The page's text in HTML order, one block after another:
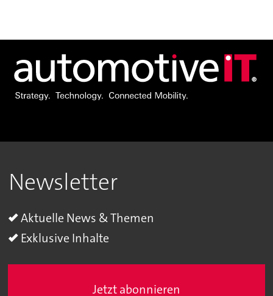
Newsletter
Aktuelle News & Themen
Exklusive Inhalte
Jetzt abonnieren